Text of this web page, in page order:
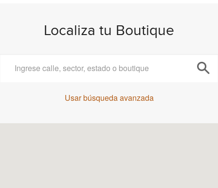
Localiza tu Boutique
Usar búsqueda avanzada